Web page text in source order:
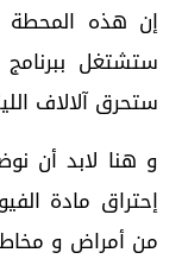
إن هذه المحطة
ستحرق آلالاف
و هنا لابد أن
إحتراق مادة
من أمراض و